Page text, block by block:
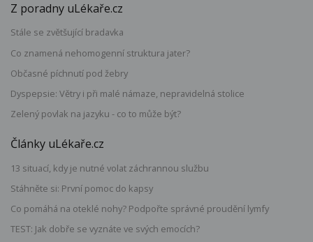
Z poradny uLékaře.cz
Stále se zvětšující bradavka
Co znamená nehomogenní struktura jater?
Občasné píchnutí pod žebry
Dyspepsie: Větry i při malé námaze, nepravidelná stolice
Zelený povlak na jazyku - co to může být?
Články uLékaře.cz
13 situací, kdy je nutné volat záchrannou službu
Stáhněte si: První pomoc do kapsy
Co pomáhá na oteklé nohy? Podpořte správné proudění lymfy
TEST: Jak dobře se vyznáte ve svých emocích?